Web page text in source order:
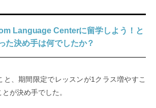
Language Centerに留学しよう！と
た決め手は何でしたか？
と、期間限定でレッスンが1クラス増やすこ
が決め手でした。